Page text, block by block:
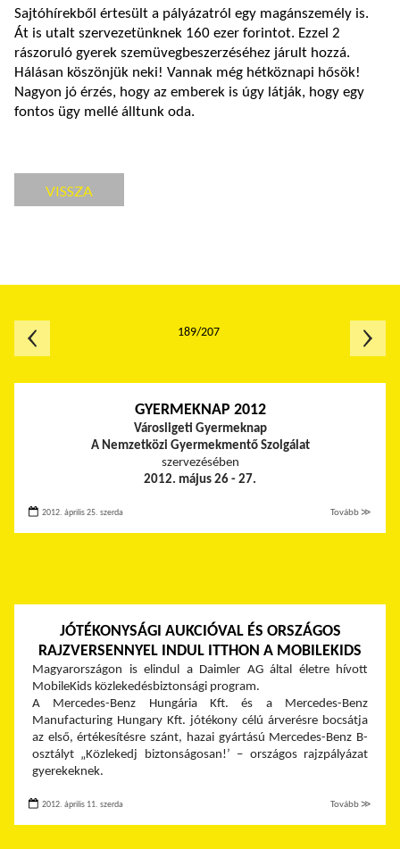
Sajtóhírekből értesült a pályázatról egy magánszemély is.
Át is utalt szervezetünknek 160 ezer forintot. Ezzel 2
rászoruló gyerek szemüvegbeszerzéséhez járult hozzá.
Hálásan köszönjük neki! Vannak még hétköznapi hősök!
Nagyon jó érzés, hogy az emberek is úgy látják, hogy egy
fontos ügy mellé álltunk oda.
VISSZA
GYERMEKNAP 2012
Városligeti Gyermeknap
A Nemzetközi Gyermekmentő Szolgálat
szervezésében
2012. május 26 - 27.
2012. április 25. szerda Tovább ≫
JÓTÉKONYSÁGI AUKCIÓVAL ÉS ORSZÁGOS
RAJZVERSENNYEL INDUL ITTHON A MOBILEKIDS
Magyarországon is elindul a Daimler AG által életre hívott
MobileKids közlekedésbiztonsági program.
A Mercedes-Benz Hungária Kft. és a Mercedes-Benz
Manufacturing Hungary Kft. jótékony célú árverésre bocsátja
az első, értékesítésre szánt, hazai gyártású Mercedes-Benz B-
osztályt „Közlekedj biztonságosan!’ – országos rajzpályázat
gyerekeknek.
2012. április 11. szerda Tovább ≫
189/207